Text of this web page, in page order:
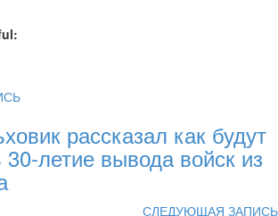
рассказал как будут
30-летие вывода войск из
СЛЕДУЮЩАЯ ЗАПИСЬ